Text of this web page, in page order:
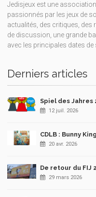
Jedisjeux est une
passionnés par les jeux de
actualités, des critiques, des
de discussion, une grande
avec les principales dates de
Derniers articles
Spiel des Jahres
12 juil. 2026
CDLB : Bunny
20 avr. 2026
De retour du FIJ
29 mars 2026